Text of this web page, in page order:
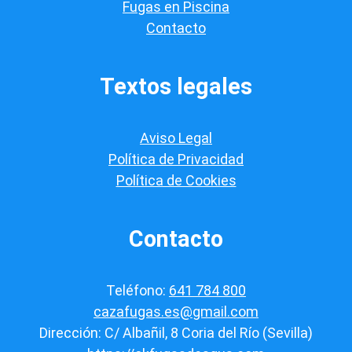
Fugas en Piscina
Contacto
Textos legales
Aviso Legal
Política de Privacidad
Política de Cookies
Contacto
Teléfono: 641 784 800
cazafugas.es@gmail.com
Dirección: C/ Albañil, 8 Coria del Río (Sevilla)